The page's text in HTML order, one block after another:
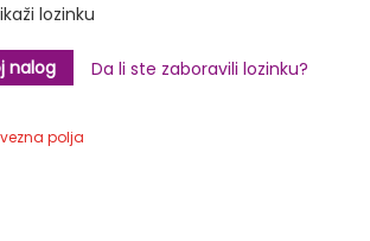
lozinku
nalog Da li ste zaboravili lozinku?